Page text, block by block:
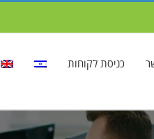
כניסת לקוחות